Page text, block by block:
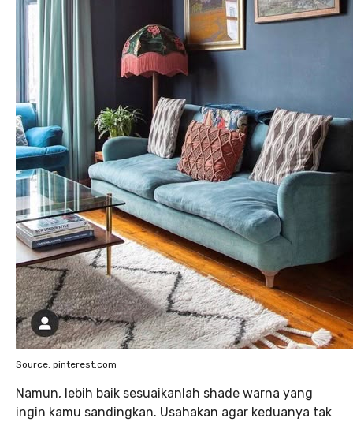
Source: pinterest.com
Namun, lebih baik sesuaikanlah shade warna yang
ingin kamu sandingkan. Usahakan agar keduanya tak